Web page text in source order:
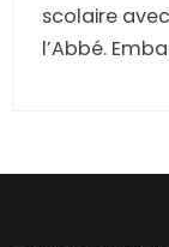
scolaire
l’Abbé.
Marie Curie